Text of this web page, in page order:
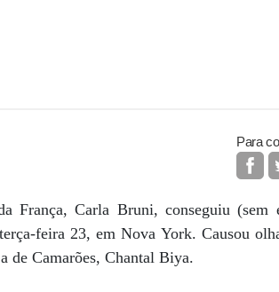
Para
França, Carla Bruni, conseguiu (sem
feira 23, em Nova York. Causou
de Camarões, Chantal Biya.